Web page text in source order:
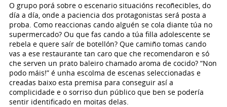
O grupo porá sobre o escenario situacións recoñecibles, do
día a día, onde a paciencia dos protagonistas será posta a
proba. Como reaccionas cando alguén se cola diante túa no
supermercado? Ou que fas cando a túa filla adolescente se
rebela e quere saír de botellón? Que camiño tomas cando
vas a ese restaurante tan caro que che recomendaron e só
che serven un prato baleiro chamado aroma de cocido? “Non
podo máis!” é unha escolma de escenas seleccionadas e
creadas baixo esta premisa para conseguir así a
complicidade e o sorriso dun público que ben se podería
sentir identificado en moitas delas.